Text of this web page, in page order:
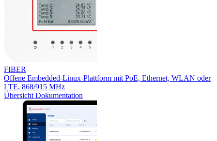
FIBER
Offene Embedded-Linux-Plattform mit PoE, Ethernet, WLAN oder
LTE, 868/915 MHz
Übersicht Dokumentation